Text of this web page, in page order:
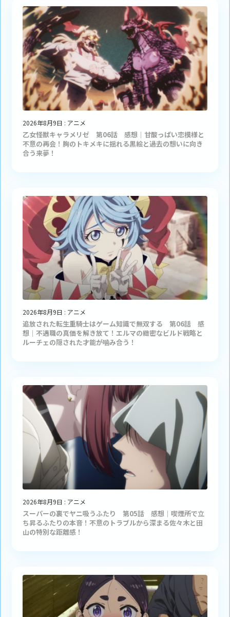
2026年8月9日 : アニメ
乙女怪獣キャラメリゼ 第06話 感想｜甘酸っぱい恋模様と
不意の再会！胸のトキメキに揺れる黒絵と過去の想いに向き
合う来夢！
2026年8月9日 : アニメ
追放された転生重騎士はゲーム知識で無双する 第06話 感
想｜不遇職の真価を解き放て！エルマの緻密なビルド戦略と
ルーチェの隠された才能が噛み合う！
2026年8月9日 : アニメ
スーパーの裏でヤニ吸うふたり 第05話 感想｜喫煙所で立
ち昇るふたりの本音！不意のトラブルから深まる佐々木と田
山の特別な距離感！